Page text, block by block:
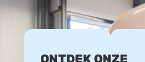
ONTDEK ONZE